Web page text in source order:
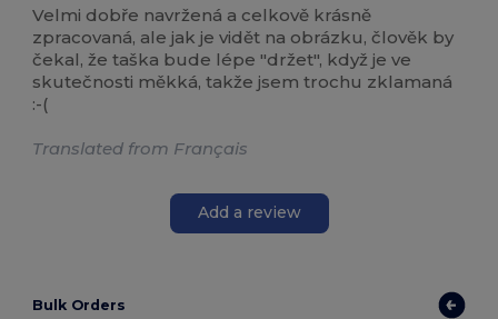
Velmi dobře navržená a celkově krásně
zpracovaná, ale jak je vidět na obrázku, člověk by
čekal, že taška bude lépe "držet", když je ve
skutečnosti měkká, takže jsem trochu zklamaná
:-(
Translated from Français
Add a review
Bulk Orders